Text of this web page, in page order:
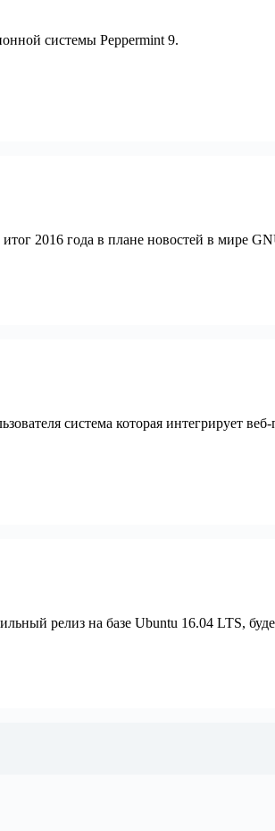
системы Peppermint 9.
2016 года в плане новостей в мире
система которая интегрирует
релиз на базе Ubuntu 16.04 LTS,